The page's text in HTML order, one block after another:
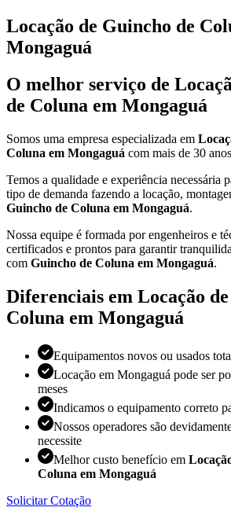
Locação de Guincho de
Mongaguá
O melhor serviço de
de Coluna em Mongaguá
Somos uma empresa especializada em
Coluna em Mongaguá com mais de 30
Temos a qualidade e experiência necessária
tipo de demanda fazendo a locação,
Guincho de Coluna em Mongaguá.
Nossa equipe é formada por engenheiros e
certificados e prontos para garantir
com Guincho de Coluna em Mongaguá.
Diferenciais em Locação
Coluna em Mongaguá
Equipamentos novos ou usados
Locação em Mongaguá pode ser
meses
Indicamos o equipamento correto
Nossos operadores são
necessite
Melhor custo benefício em
Coluna em Mongaguá
Solicitar Cotação